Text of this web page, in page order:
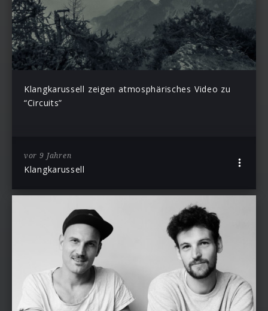
Klangkarussell zeigen atmosphärisches Video zu
“Circuits”
vor 9 Jahren
Klangkarussell